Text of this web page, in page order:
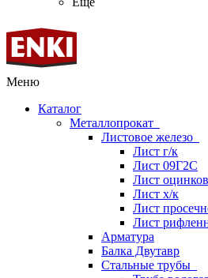
Меню
Каталог
Металлопрокат
Листовое железо
Лист г/к
Лист 09Г2С
Лист
Лист х/к
Лист
Лист
Арматура
Балка Двутавр
Стальные трубы